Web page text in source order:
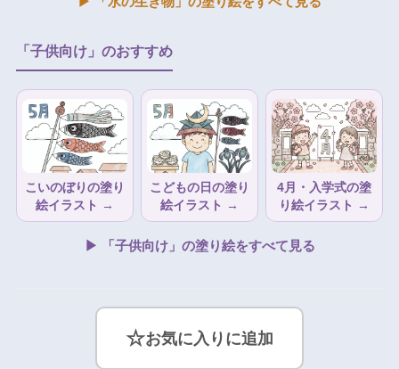
「子供向け」のおすすめ
こいのぼりの塗り
絵イラスト →
こどもの日の塗り
絵イラスト →
4月・入学式の塗
り絵イラスト →
▶ 「子供向け」の塗り絵をすべて見る
☆お気に入りに追加